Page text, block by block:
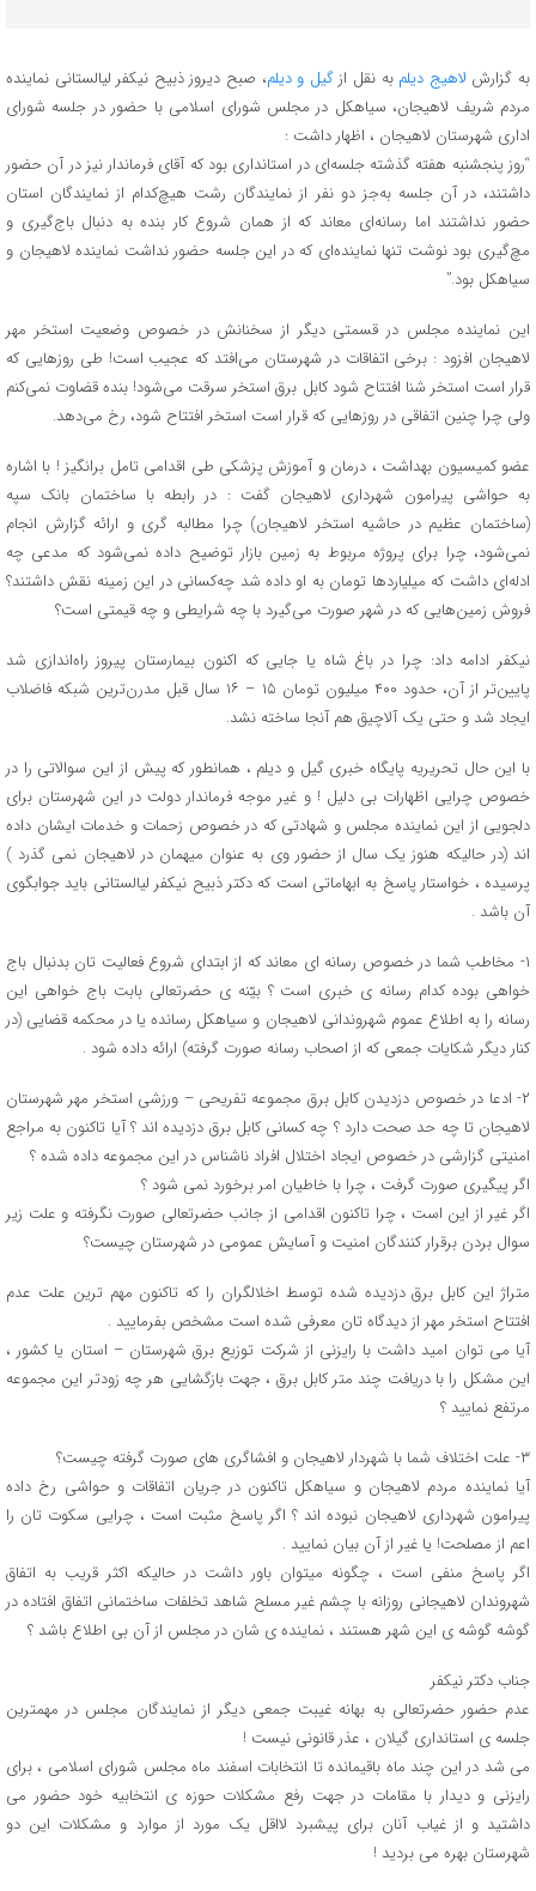
به گزارش لاهیج دیلم به نقل ازگیل و دیلم، صبح دیروز ذبیح نیکفر لیالستانی نماینده
مردم شریف لاهیجان، سیاهکل در مجلس شورای اسلامی با حضور در جلسه شورای
اداری شهرستان لاهیجان ، اظهار داشت :
“روز پنجشنبه هفته گذشته جلسه‌ای در استانداری بود که آقای فرماندار نیز در آن حضور
داشتند، در آن جلسه به‌جز دو نفر از نمایندگان رشت هیچ‌کدام از نمایندگان استان
حضور نداشتند اما رسانه‌ای معاند که از همان شروع کار بنده به دنبال باج‌گیری و
مچ‌گیری بود نوشت تنها نماینده‌ای که در این جلسه حضور نداشت نماینده لاهیجان و
سیاهکل بود.”
این نماینده مجلس در قسمتی دیگر از سخنانش در خصوص وضعیت استخر مهر
لاهیجان افزود : برخی اتفاقات در شهرستان می‌افتد که عجیب است! طی روزهایی که
قرار است استخر شنا افتتاح شود کابل برق استخر سرقت می‌شود! بنده قضاوت نمی‌کنم
ولی چرا چنین اتفاقی در روزهایی که قرار است استخر افتتاح شود، رخ می‌دهد.
عضو کمیسیون بهداشت ، درمان و آموزش پزشکی طی اقدامی تامل برانگیز ! با اشاره
به حواشی پیرامون شهرداری لاهیجان گفت : در رابطه با ساختمان بانک سپه
(ساختمان عظیم در حاشیه استخر لاهیجان) چرا مطالبه گری و ارائه گزارش انجام
نمی‌شود، چرا برای پروژه مربوط به زمین بازار توضیح داده نمی‌شود که مدعی چه
ادله‌ای داشت که میلیاردها تومان به او داده شد چه‌کسانی در این زمینه نقش داشتند؟
فروش زمین‌هایی که در شهر صورت می‌گیرد با چه شرایطی و چه قیمتی است؟
نیکفر ادامه داد: چرا در باغ شاه یا جایی که اکنون بیمارستان پیروز راه‌اندازی شد
پایین‌تر از آن، حدود ۴۰۰ میلیون تومان ۱۵ – ۱۶ سال قبل مدرن‌ترین شبکه فاضلاب
ایجاد شد و حتی یک آلاچیق هم آنجا ساخته نشد.
با این حال تحریریه پایگاه خبری گیل و دیلم ، همانطور که پیش از این سوالاتی را در
خصوص چرایی اظهارات بی دلیل ! و غیر موجه فرماندار دولت در این شهرستان برای
دلجویی از این نماینده مجلس و شهادتی که در خصوص زحمات و خدمات ایشان داده
اند (در حالیکه هنوز یک سال از حضور وی به عنوان میهمان در لاهیجان نمی گذرد )
پرسیده ، خواستار پاسخ به ابهاماتی است که دکتر ذبیح نیکفر لیالستانی باید جوابگوی
آن باشد .
۱- مخاطب شما در خصوص رسانه ای معاند که از ابتدای شروع فعالیت تان بدنبال باج
خواهی بوده کدام رسانه ی خبری است ؟ بیّنه ی حضرتعالی بابت باج خواهی این
رسانه را به اطلاع عموم شهروندانی لاهیجان و سیاهکل رسانده یا در محکمه قضایی (در
کنار دیگر شکایات جمعی که از اصحاب رسانه صورت گرفته) ارائه داده شود .
۲- ادعا در خصوص دزدیدن کابل برق مجموعه تفریحی – ورزشی استخر مهر شهرستان
لاهیجان تا چه حد صحت دارد ؟ چه کسانی کابل برق دزدیده اند ؟ آیا تاکنون به مراجع
امنیتی گزارشی در خصوص ایجاد اختلال افراد ناشناس در این مجموعه داده شده ؟
اگر پیگیری صورت گرفت ، چرا با خاطیان امر برخورد نمی شود ؟
اگر غیر از این است ، چرا تاکنون اقدامی از جانب حضرتعالی صورت نگرفته و علت زیر
سوال بردن برقرار کنندگان امنیت و آسایش عمومی در شهرستان چیست؟
متراژ این کابل برق دزدیده شده توسط اخلالگران را که تاکنون مهم ترین علت عدم
افتتاح استخر مهر از دیدگاه تان معرفی شده است مشخص بفرمایید .
آیا می توان امید داشت با رایزنی از شرکت توزیع برق شهرستان – استان یا کشور ،
این مشکل را با دریافت چند متر کابل برق ، جهت بازگشایی هر چه زودتر این مجموعه
مرتفع نمایید ؟
۳- علت اختلاف شما با شهردار لاهیجان و افشاگری های صورت گرفته چیست؟
آیا نماینده مردم لاهیجان و سیاهکل تاکنون در جریان اتفاقات و حواشی رخ داده
پیرامون شهرداری لاهیجان نبوده اند ؟ اگر پاسخ مثبت است ، چرایی سکوت تان را
اعم از مصلحت! یا غیر از آن بیان نمایید .
اگر پاسخ منفی است ، چگونه میتوان باور داشت در حالیکه اکثر قریب به اتفاق
شهروندان لاهیجانی روزانه با چشم غیر مسلح شاهد تخلفات ساختمانی اتفاق افتاده در
گوشه گوشه ی این شهر هستند ، نماینده ی شان در مجلس از آن بی اطلاع باشد ؟
جناب دکتر نیکفر
عدم حضور حضرتعالی به بهانه غیبت جمعی دیگر از نمایندگان مجلس در مهمترین
جلسه ی استانداری گیلان ، عذر قانونی نیست !
می شد در این چند ماه باقیمانده تا انتخابات اسفند ماه مجلس شورای اسلامی ، برای
رایزنی و دیدار با مقامات در جهت رفع مشکلات حوزه ی انتخابیه خود حضور می
داشتید و از غیاب آنان برای پیشبرد لااقل یک مورد از موارد و مشکلات این دو
شهرستان بهره می بردید !